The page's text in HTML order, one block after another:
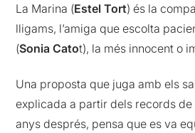
La Marina (Estel Tort) és la
lligams, l’amiga que escolta
(Sonia Catot), la més innocent o
Una proposta que juga amb els
explicada a partir dels records de
anys després, pensa que es va